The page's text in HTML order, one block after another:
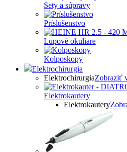
Sety a súpravy
Príslušenstvo
Lupové okuliare
Kolposkopy
Elektrochirurgia
ElektrochirurgiaZobraziť
Elektrokautery
Elektrokautery